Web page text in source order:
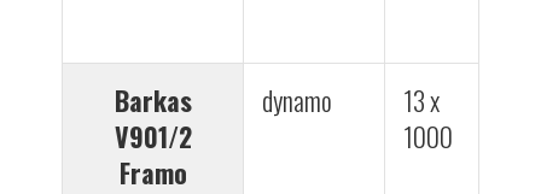
Barkas
V901/2
Framo
dynamo
13 x
1000